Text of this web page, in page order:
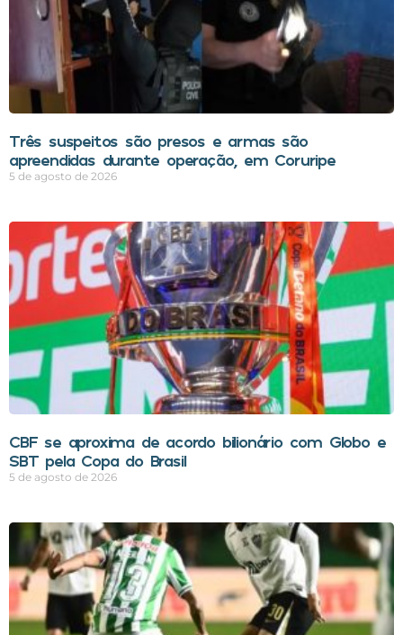
Três suspeitos são presos e armas são
apreendidas durante operação, em Coruripe
5 de agosto de 2026
CBF se aproxima de acordo bilionário com Globo e
SBT pela Copa do Brasil
5 de agosto de 2026